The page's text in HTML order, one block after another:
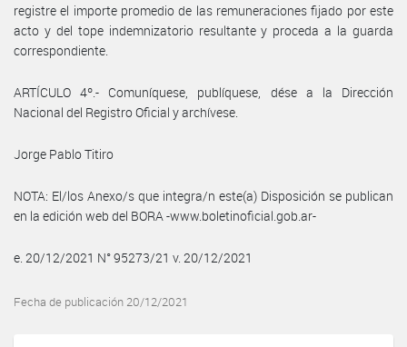
registre el importe promedio de las remuneraciones fijado por este
acto y del tope indemnizatorio resultante y proceda a la guarda
correspondiente.
ARTÍCULO 4º.- Comuníquese, publíquese, dése a la Dirección
Nacional del Registro Oficial y archívese.
Jorge Pablo Titiro
NOTA: El/los Anexo/s que integra/n este(a) Disposición se publican
en la edición web del BORA -www.boletinoficial.gob.ar-
e. 20/12/2021 N° 95273/21 v. 20/12/2021
Fecha de publicación 20/12/2021